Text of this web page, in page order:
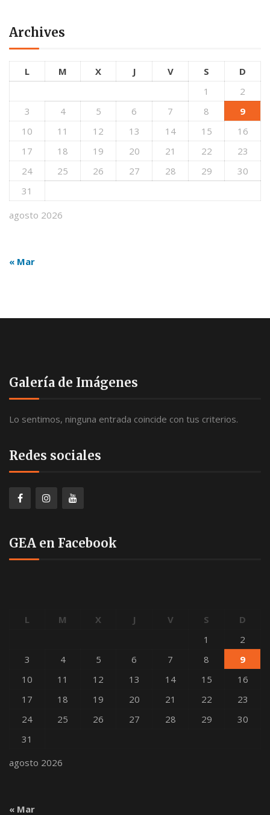
Archives
agosto 2026
L M X J V S
D
1
2
3
4 5 6 7 8
9
10
11 12 13 14 15
16
17
18 19 20 21 22
23
24
25 26 27 28 29
30
31
« Mar
Galería de Imágenes
Lo sentimos, ninguna entrada coincide con tus criterios.
Redes sociales
GEA en Facebook
agosto 2026
L M X J V S
D
1
2
3
4 5 6 7 8
9
10
11 12 13 14 15
16
17
18 19 20 21 22
23
24
25 26 27 28 29
30
31
« Mar